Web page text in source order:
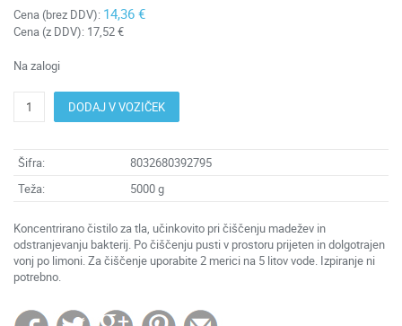
Cena (brez DDV): 14,36 €
Cena (z DDV): 17,52 €
Na zalogi
DODAJ V VOZIČEK
Šifra:
8032680392795
Teža:
5000 g
Koncentrirano čistilo za tla, učinkovito pri čiščenju madežev in
odstranjevanju bakterij. Po čiščenju pusti v prostoru prijeten in dolgotrajen
vonj po limoni. Za čiščenje uporabite 2 merici na 5 litov vode. Izpiranje ni
potrebno.